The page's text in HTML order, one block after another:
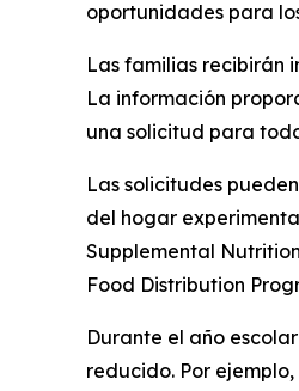
oportunidades para
Las familias recibirán
La información
una solicitud para
Las solicitudes
del hogar
Supplemental
Food Distribution
Durante el año
reducido. Por